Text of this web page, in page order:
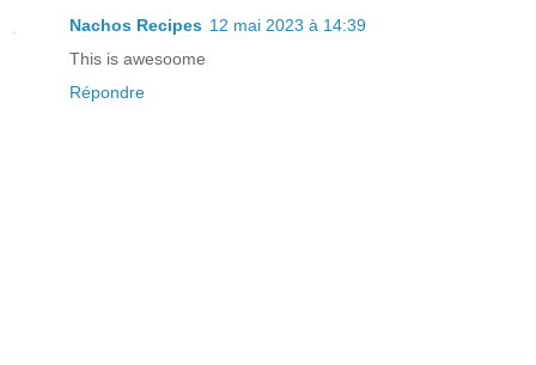
Nachos Recipes 12 mai 2023 à 14:39
This is awesoome
Répondre